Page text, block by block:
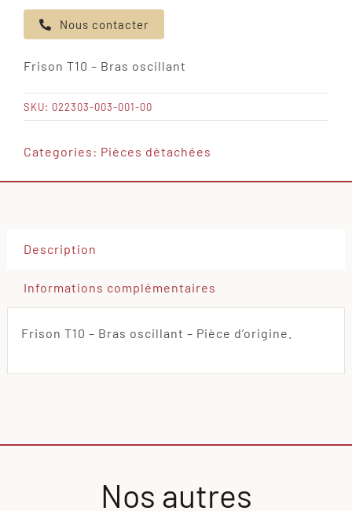
de
Frison
-
Bras
oscillant
Nous contacter
Frison T10 – Bras oscillant
SKU: 022303-003-001-00
Categories: Pièces détachées
Description
Informations complémentaires
Frison T10 – Bras oscillant – Pièce d’origine.
Nos autres